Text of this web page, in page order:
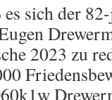
sich der
2023 zu